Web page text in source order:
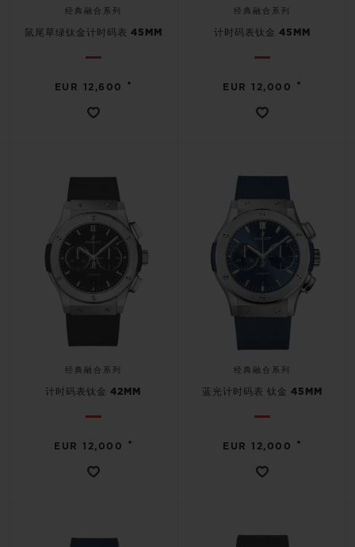
经典融合系列
鼠尾草绿钛金计时码表 45MM
EUR 12,600 •
经典融合系列
计时码表钛金 45MM
EUR 12,000 •
经典融合系列
计时码表钛金 42MM
EUR 12,000 •
经典融合系列
蓝光计时码表 钛金 45MM
EUR 12,000 •